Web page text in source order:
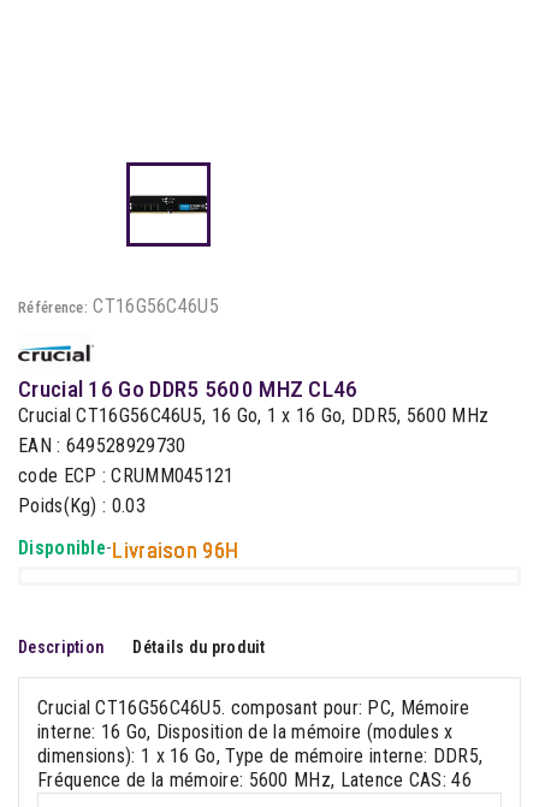
Référence: CT16G56C46U5
Crucial 16 Go DDR5 5600 MHZ CL46
Crucial CT16G56C46U5, 16 Go, 1 x 16 Go, DDR5, 5600 MHz
EAN : 649528929730
code ECP : CRUMM045121
Poids(Kg) : 0.03
Disponible-Livraison 96H
Description Détails du produit
Crucial CT16G56C46U5. composant pour: PC, Mémoire
interne: 16 Go, Disposition de la mémoire (modules x
dimensions): 1 x 16 Go, Type de mémoire interne: DDR5,
Fréquence de la mémoire: 5600 MHz, Latence CAS: 46